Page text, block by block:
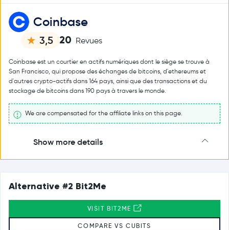
Coinbase
3,5 20 Revues
Coinbase est un courtier en actifs numériques dont le siège se trouve à
San Francisco, qui propose des échanges de bitcoins, d'ethereums et
d'autres crypto-actifs dans 164 pays, ainsi que des transactions et du
stockage de bitcoins dans 190 pays à travers le monde.
We are compensated for the affiliate links on this page.
Show more details
Alternative #2 Bit2Me
VISIT BIT2ME
COMPARE VS CUBITS